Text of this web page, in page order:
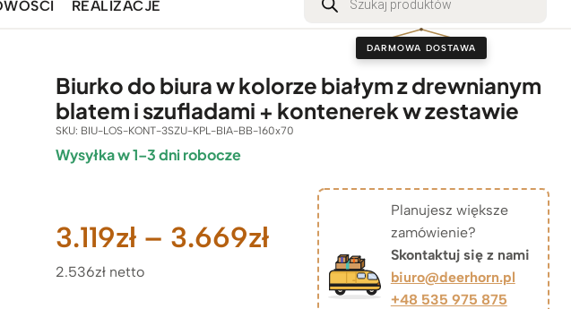
REALIZACJE
produktów
DARMOWA DOSTAWA
Biurko do biura w kolorze białym z drewnianym
blatem i szufladami + kontenerek w zestawie
SKU: BIU-LOS-KONT-3SZU-KPL-BIA-BB-160x70
Wysyłka w 1–3 dni robocze
3.119zł – 3.669złZakres
cen:
2.536zł netto
Planujesz większe
zamówienie?
Skontaktuj się z nami
biuro@deerhorn.pl
+48 535 975 875